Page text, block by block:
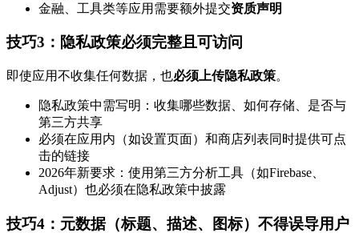
金融、工具类等应用需要额外提交资质声明
技巧3：隐私政策必须完整且可访问
即使应用不收集任何数据，也必须上传隐私政策。
隐私政策中需写明：收集哪些数据、如何存储、是否与
第三方共享
必须在应用内（如设置页面）和商店列表同时提供可点
击的链接
2026年新要求：使用第三方分析工具（如Firebase、
Adjust）也必须在隐私政策中披露
技巧4：元数据（标题、描述、图标）不得误导用户